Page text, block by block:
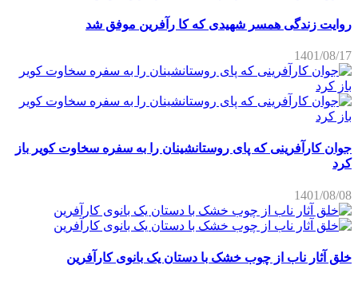
روایت زندگی همسر شهیدی که کا رآفرین موفق شد
1401/08/17
جوان کارآفرینی که پای روستانشینان را به سفره سخاوت کویر باز
کرد
1401/08/08
خلق آثار ناب از چوب خشک با دستان یک بانوی کارآفرین